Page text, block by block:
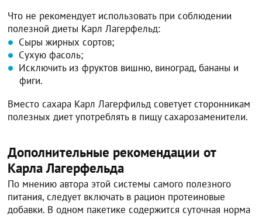
Что не рекомендует использовать при соблюдении
полезной диеты Карл Лагерфельд:
Сыры жирных сортов;
Сухую фасоль;
Исключить из фруктов вишню, виноград, бананы и
фиги.
Вместо сахара Карл Лагерфильд советует сторонникам
полезных диет употреблять в пищу сахарозаменители.
Дополнительные рекомендации от
Карла Лагерфельда
По мнению автора этой системы самого полезного
питания, следует включать в рацион протеиновые
добавки. В одном пакетике содержится суточная норма